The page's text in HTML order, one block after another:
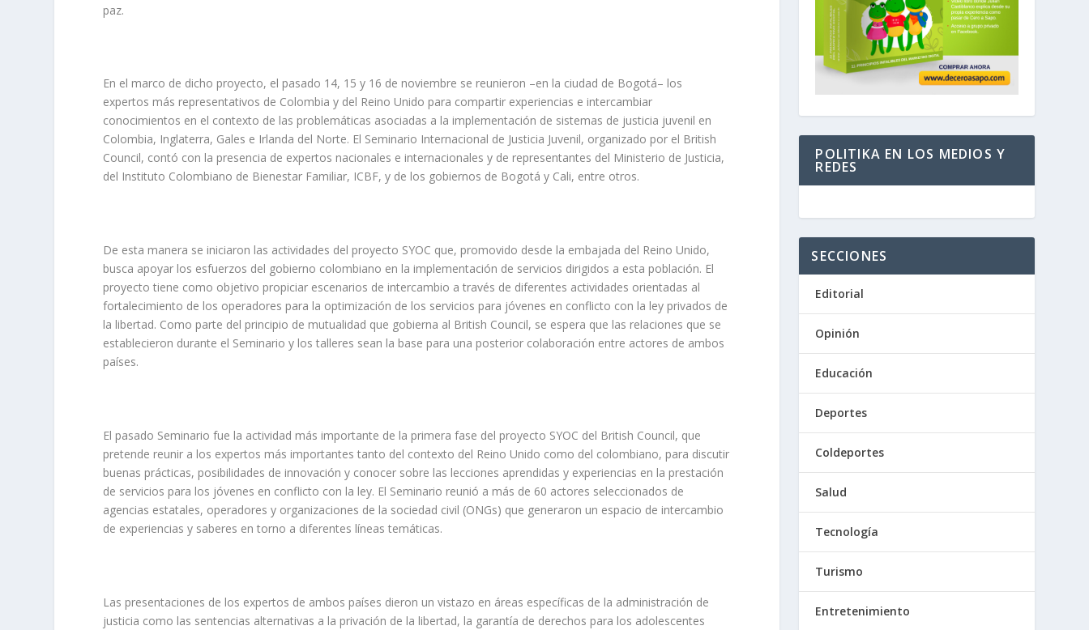
paz.
En el marco de dicho proyecto, el pasado 14, 15 y 16 de noviembre se reunieron –en la ciudad de Bogotá– los
expertos más representativos de Colombia y del Reino Unido para compartir experiencias e intercambiar
conocimientos en el contexto de las problemáticas asociadas a la implementación de sistemas de justicia juvenil en
Colombia, Inglaterra, Gales e Irlanda del Norte. El Seminario Internacional de Justicia Juvenil, organizado por el British
Council, contó con la presencia de expertos nacionales e internacionales y de representantes del Ministerio de Justicia,
del Instituto Colombiano de Bienestar Familiar, ICBF, y de los gobiernos de Bogotá y Cali, entre otros.
De esta manera se iniciaron las actividades del proyecto SYOC que, promovido desde la embajada del Reino Unido,
busca apoyar los esfuerzos del gobierno colombiano en la implementación de servicios dirigidos a esta población. El
proyecto tiene como objetivo propiciar escenarios de intercambio a través de diferentes actividades orientadas al
fortalecimiento de los operadores para la optimización de los servicios para jóvenes en conflicto con la ley privados de
la libertad. Como parte del principio de mutualidad que gobierna al British Council, se espera que las relaciones que se
establecieron durante el Seminario y los talleres sean la base para una posterior colaboración entre actores de ambos
países.
El pasado Seminario fue la actividad más importante de la primera fase del proyecto SYOC del British Council, que
pretende reunir a los expertos más importantes tanto del contexto del Reino Unido como del colombiano, para discutir
buenas prácticas, posibilidades de innovación y conocer sobre las lecciones aprendidas y experiencias en la prestación
de servicios para los jóvenes en conflicto con la ley. El Seminario reunió a más de 60 actores seleccionados de
agencias estatales, operadores y organizaciones de la sociedad civil (ONGs) que generaron un espacio de intercambio
de experiencias y saberes en torno a diferentes líneas temáticas.
Las presentaciones de los expertos de ambos países dieron un vistazo en áreas específicas de la administración de
justicia como las sentencias alternativas a la privación de la libertad, la garantía de derechos para los adolescentes
POLITIKA EN LOS MEDIOS Y
REDES
SECCIONES
Editorial
Opinión
Educación
Deportes
Coldeportes
Salud
Tecnología
Turismo
Entretenimiento